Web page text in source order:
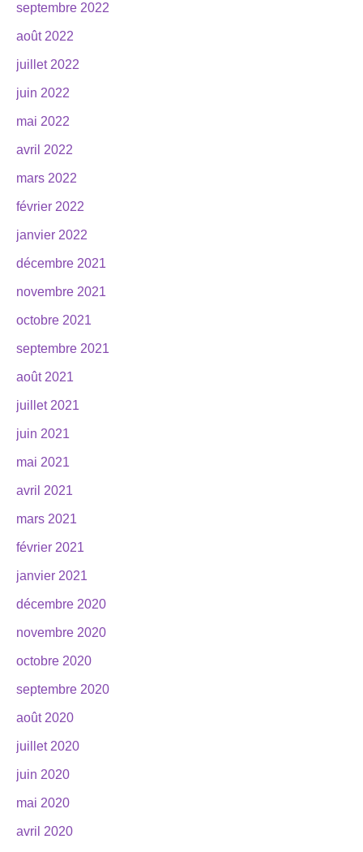
septembre 2022
août 2022
juillet 2022
juin 2022
mai 2022
avril 2022
mars 2022
février 2022
janvier 2022
décembre 2021
novembre 2021
octobre 2021
septembre 2021
août 2021
juillet 2021
juin 2021
mai 2021
avril 2021
mars 2021
février 2021
janvier 2021
décembre 2020
novembre 2020
octobre 2020
septembre 2020
août 2020
juillet 2020
juin 2020
mai 2020
avril 2020